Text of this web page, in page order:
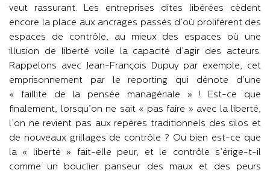
veut rassurant. Les entreprises dites libérées cèdent
encore la place aux ancrages passés d’où prolifèrent des
espaces de contrôle, au mieux des espaces où une
illusion de liberté voile la capacité d’agir des acteurs.
Rappelons avec Jean-François Dupuy par exemple, cet
emprisonnement par le reporting qui dénote d’une
« faillite de la pensée managériale » ! Est-ce que
finalement, lorsqu’on ne sait « pas faire » avec la liberté,
l’on ne revient pas aux repères traditionnels des silos et
de nouveaux grillages de contrôle ? Ou bien est-ce que
la « liberté » fait-elle peur, et le contrôle s’érige-t-il
comme un bouclier panseur des maux et des peurs